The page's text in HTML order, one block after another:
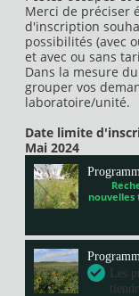
Merci de préciser
d'inscription
possibilités (avec
et avec ou sans
Dans la mesure
grouper vos
laboratoire/unité.
Date limite
Mai 2024
nouvelles
Les